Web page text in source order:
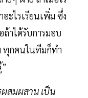
อะไรเรียนเพิ่ม ซึ่ง
าได้รับการมอบ
ทุกคนในทีมก็ทำ
สมผสาน เป็น